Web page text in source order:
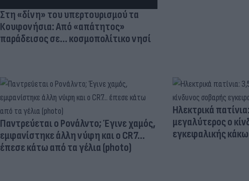
Στη «δίνη» του υπερτουρισμού τα
Κουφονήσια: Από «απάτητος»
παράδεισος σε... κοσμοπολίτικο νησί
Παντρεύεται ο Ρονάλντο; Έγινε χαμός,
εμφανίστηκε άλλη νύφη και ο CR7…
έπεσε κάτω από τα γέλια (photo)
Ηλεκτρικά
μεγαλύτερος ο
εγκεφαλικής